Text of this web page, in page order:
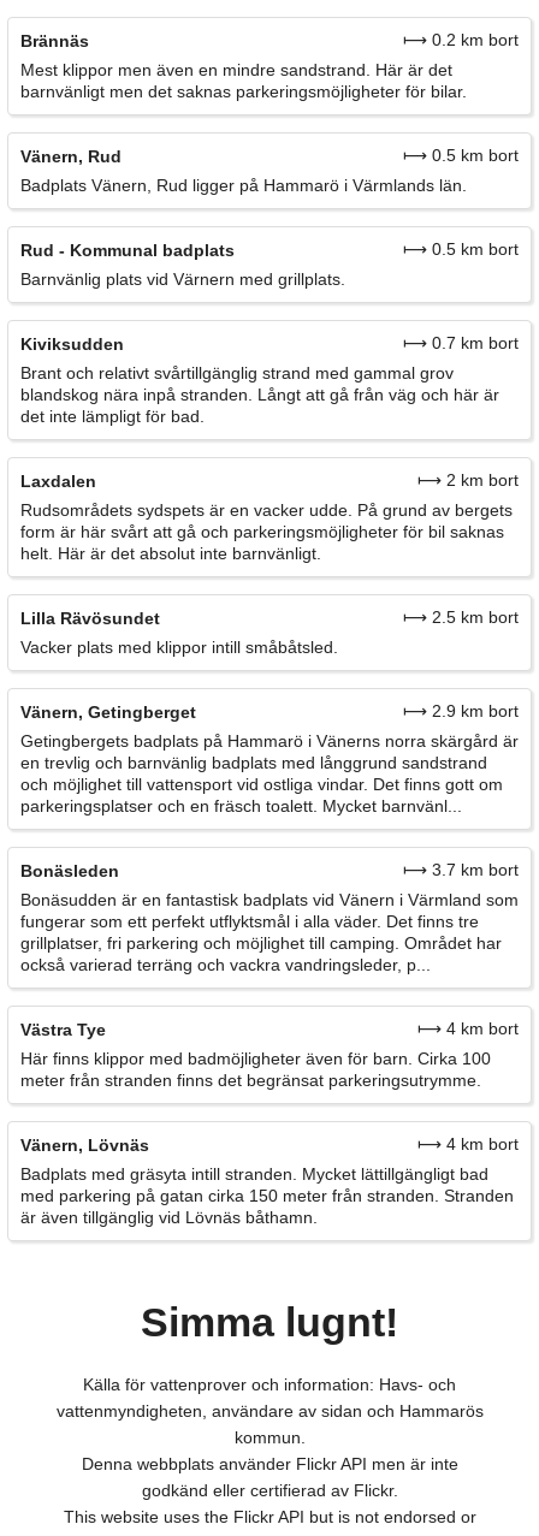
Brännäs
⟼ 0.2 km bort
Mest klippor men även en mindre sandstrand. Här är det
barnvänligt men det saknas parkeringsmöjligheter för bilar.
Vänern, Rud
⟼ 0.5 km bort
Badplats Vänern, Rud ligger på Hammarö i Värmlands län.
Rud - Kommunal badplats
⟼ 0.5 km bort
Barnvänlig plats vid Värnern med grillplats.
Kiviksudden
⟼ 0.7 km bort
Brant och relativt svårtillgänglig strand med gammal grov
blandskog nära inpå stranden. Långt att gå från väg och här är
det inte lämpligt för bad.
Laxdalen
⟼ 2 km bort
Rudsområdets sydspets är en vacker udde. På grund av bergets
form är här svårt att gå och parkeringsmöjligheter för bil saknas
helt. Här är det absolut inte barnvänligt.
Lilla Rävösundet
⟼ 2.5 km bort
Vacker plats med klippor intill småbåtsled.
Vänern, Getingberget
⟼ 2.9 km bort
Getingbergets badplats på Hammarö i Vänerns norra skärgård är
en trevlig och barnvänlig badplats med långgrund sandstrand
och möjlighet till vattensport vid ostliga vindar. Det finns gott om
parkeringsplatser och en fräsch toalett. Mycket barnvänl...
Bonäsleden
⟼ 3.7 km bort
Bonäsudden är en fantastisk badplats vid Vänern i Värmland som
fungerar som ett perfekt utflyktsmål i alla väder. Det finns tre
grillplatser, fri parkering och möjlighet till camping. Området har
också varierad terräng och vackra vandringsleder, p...
Västra Tye
⟼ 4 km bort
Här finns klippor med badmöjligheter även för barn. Cirka 100
meter från stranden finns det begränsat parkeringsutrymme.
Vänern, Lövnäs
⟼ 4 km bort
Badplats med gräsyta intill stranden. Mycket lättillgängligt bad
med parkering på gatan cirka 150 meter från stranden. Stranden
är även tillgänglig vid Lövnäs båthamn.
Simma lugnt!
Källa för vattenprover och information: Havs- och
vattenmyndigheten, användare av sidan och Hammarös
kommun.
Denna webbplats använder Flickr API men är inte
godkänd eller certifierad av Flickr.
This website uses the Flickr API but is not endorsed or